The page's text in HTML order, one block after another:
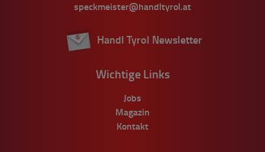
speckmeister@handltyrol.at
Handl Tyrol Newsletter
Wichtige Links
Jobs
Magazin
Kontakt